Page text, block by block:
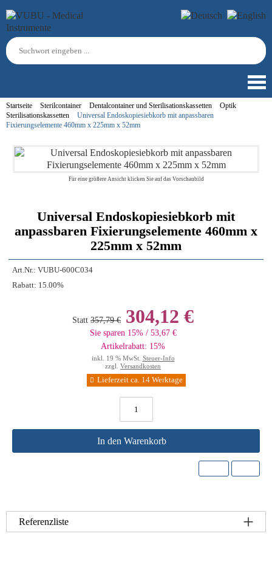
Startseite Sterilcontainer Dentalcontainer und Sterilisationskassetten
Optik
Sterilisationskassetten
Universal Endoskopiesiebkorb mit anpassbaren
Fixierungselemente 460mm x 225mm x 52mm
Für eine größere Ansicht klicken Sie auf das Vorschaubild
Universal Endoskopiesiebkorb mit
anpassbaren Fixierungselemente 460mm x
225mm x 52mm
Art.Nr.: VUBU-600C034
Rabatt: 15.00%
Statt 357,79 € 304,12 €
Sie sparen 15% / 53,67 €
Artikelrabatt: 15%
inkl. 19 % MwSt. Steuer-Info
zzgl. Versandkosten
Lieferzeit ca. 14 Werktage
In den Warenkorb
Referenzliste